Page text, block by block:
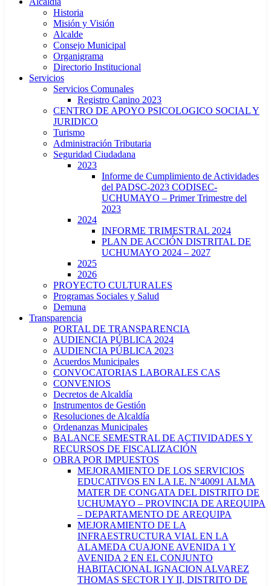
Historia
Misión y Visión
Alcalde
Consejo Municipal
Organigrama
Directorio Institucional
Servicios
Servicios Comunales
Registro Canino 2023
CENTRO DE APOYO PSICOLOGICO SOCIAL Y
JURIDICO
Turismo
Administración Tributaria
Seguridad Ciudadana
2023
Informe de Cumplimiento de Actividades
del PADSC-2023 CODISEC-
UCHUMAYO – Primer Trimestre del
2023
2024
INFORME TRIMESTRAL 2024
PLAN DE ACCIÓN DISTRITAL DE
UCHUMAYO 2024 – 2027
2025
2026
PROYECTO CULTURALES
Programas Sociales y Salud
Demuna
Transparencia
PORTAL DE TRANSPARENCIA
AUDIENCIA PÚBLICA 2024
AUDIENCIA PÚBLICA 2023
Acuerdos Municipales
CONVOCATORIAS LABORALES CAS
CONVENIOS
Decretos de Alcaldía
Instrumentos de Gestión
Resoluciones de Alcaldía
Ordenanzas Municipales
BALANCE SEMESTRAL DE ACTIVIDADES Y
RECURSOS DE FISCALIZACIÓN
OBRA POR IMPUESTOS
MEJORAMIENTO DE LOS SERVICIOS
EDUCATIVOS EN LA I.E. N°40091 ALMA
MATER DE CONGATA DEL DISTRITO DE
UCHUMAYO – PROVINCIA DE AREQUIPA
– DEPARTAMENTO DE AREQUIPA
MEJORAMIENTO DE LA
INFRAESTRUCTURA VIAL EN LA
ALAMEDA CUAJONE AVENIDA 1 Y
AVENIDA 2 EN EL CONJUNTO
HABITACIONAL IGNACION ALVAREZ
THOMAS SECTOR I Y II, DISTRITO DE